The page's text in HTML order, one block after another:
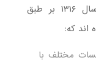
هیأت وزراء در جلسه سوم خردادماه سال ۱۳۱۶ بر طبق
اند که:
مختلف با